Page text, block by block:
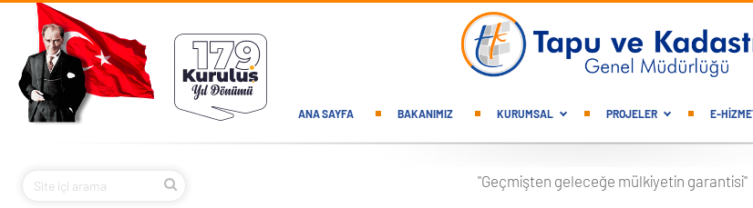
Ana içeriğe atla
Main navigation
ANA SAYFA BAKANIMIZ KURUMSAL PROJELER E-
"Geçmişten geleceğe mülkiyetin garantisi"